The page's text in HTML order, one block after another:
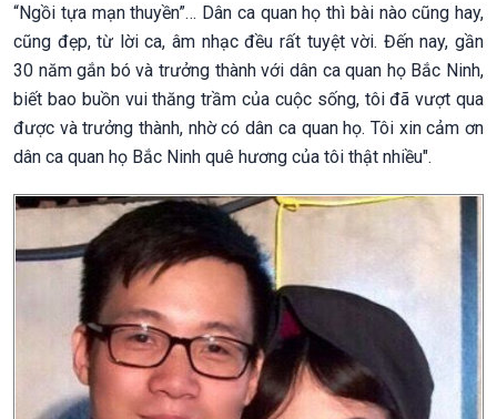
“Ngồi tựa mạn thuyền”… Dân ca quan họ thì bài nào cũng hay,
cũng đẹp, từ lời ca, âm nhạc đều rất tuyệt vời. Đến nay, gần
30 năm gắn bó và trưởng thành với dân ca quan họ Bắc Ninh,
biết bao buồn vui thăng trầm của cuộc sống, tôi đã vượt qua
được và trưởng thành, nhờ có dân ca quan họ. Tôi xin cảm ơn
dân ca quan họ Bắc Ninh quê hương của tôi thật nhiều".